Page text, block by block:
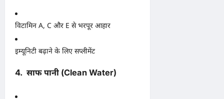
विटामिन A, C और E से भरपूर आहार
इम्यूनिटी बढ़ाने के लिए सप्लीमेंट
4. साफ पानी (Clean Water)